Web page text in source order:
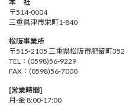
本 社
〒514-0004
三重県津市栄町1-840
松阪事業所
〒515-2105 三重県松阪市肥留町352
TEL：(0598)56-9229
FAX：(0598)56-7000
[営業時間]
月-金 8:00-17:00